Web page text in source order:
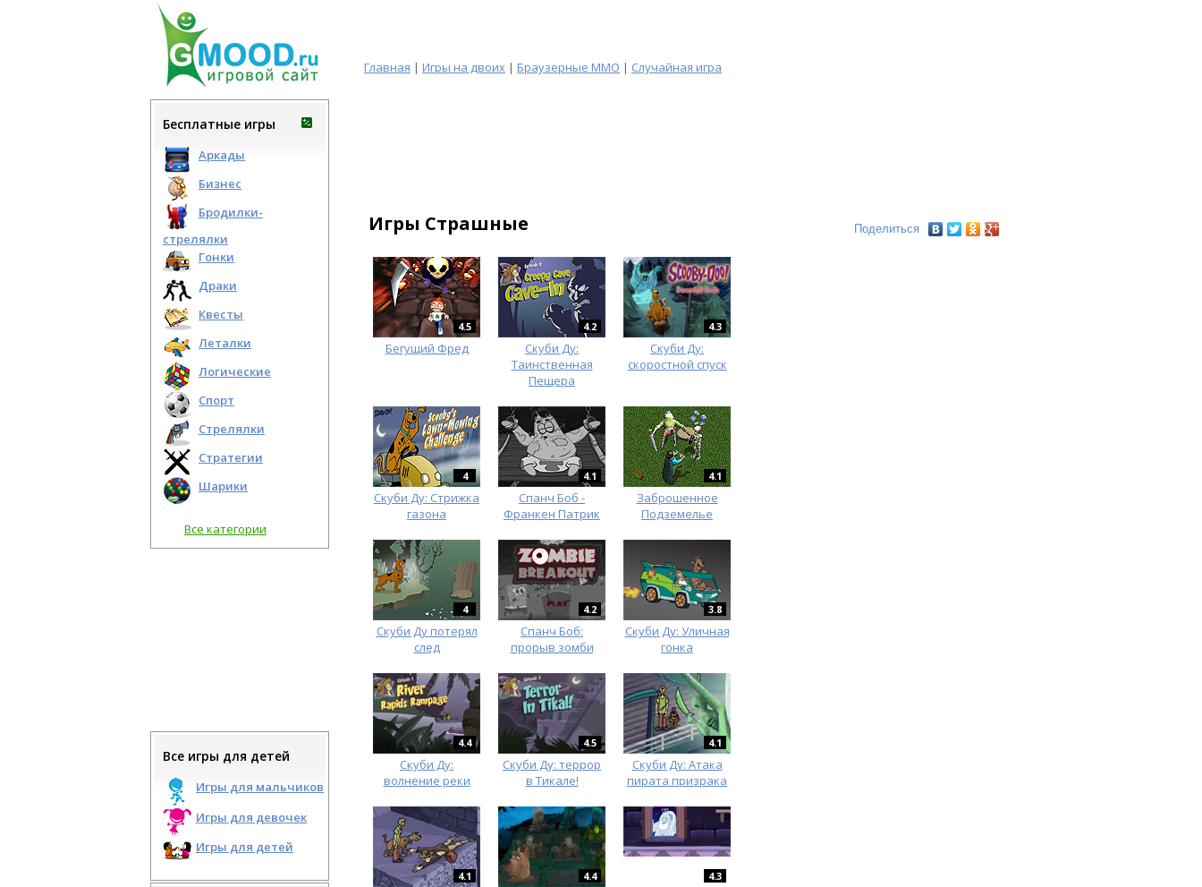
Главная | Игры на двоих | Браузерные MMO | Случайная игра
Бесплатные игры
Аркады
Бизнес
Бродилки-
стрелялки
Гонки
Драки
Квесты
Леталки
Логические
Спорт
Стрелялки
Стратегии
Шарики
Все категории
Все игры для детей
Игры для мальчиков
Игры для девочек
Игры для детей
Игры Страшные Поделиться
4.5
Бегущий Фред
4.2
Скуби Ду:
Таинственная
Пещера
4.3
Скуби Ду:
скоростной спуск
4
Скуби Ду: Стрижка
газона
4.1
Спанч Боб -
Франкен Патрик
4.1
Заброшенное
Подземелье
4
Скуби Ду потерял
след
4.2
Спанч Боб:
прорыв зомби
3.8
Скуби Ду: Уличная
гонка
4.4
Скуби Ду:
волнение реки
4.5
Скуби Ду: террор
в Тикале!
4.1
Скуби Ду: Атака
пирата призрака
4.1 4.4 4.3